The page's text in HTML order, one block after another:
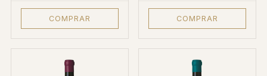
COMPRAR COMPRAR